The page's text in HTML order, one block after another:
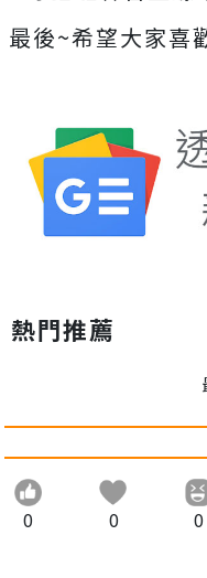
最後~希望大家喜
熱門推薦
0 0 0